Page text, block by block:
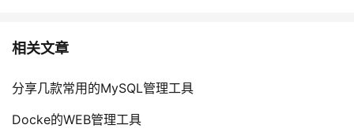
相关文章
分享几款常用的MySQL管理工具
Docke的WEB管理工具